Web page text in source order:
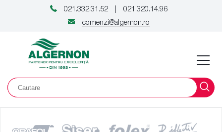
021.332.31.52
021.320.14.96
comenzi@algernon.ro